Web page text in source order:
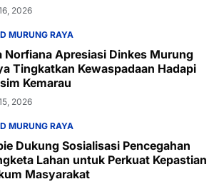
2026
MURUNG RAYA
Norfiana Apresiasi Dinkes Murung
Tingkatkan Kewaspadaan Hadapi
Kemarau
2026
MURUNG RAYA
Dukung Sosialisasi Pencegahan
Lahan untuk Perkuat Kepastian
Masyarakat